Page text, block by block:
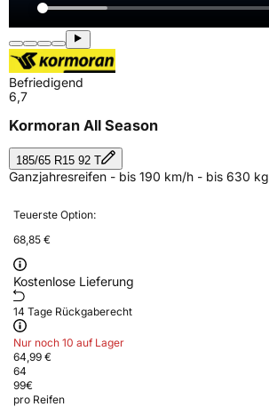
Befriedigend
6,7
Kormoran All Season
185/65 R15 92 T
Ganzjahresreifen - bis 190 km/h - bis 630 kg
Teuerste Option:
68,85 €
Kostenlose Lieferung
14 Tage Rückgaberecht
Nur noch 10 auf Lager
64,99 €
64
99€
pro Reifen